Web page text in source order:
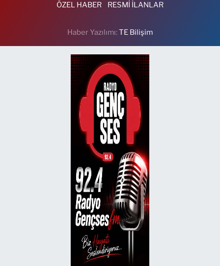
ÖZEL HABER
RESMİ İLANLAR
Haber Yazılımı:TE Bilişim